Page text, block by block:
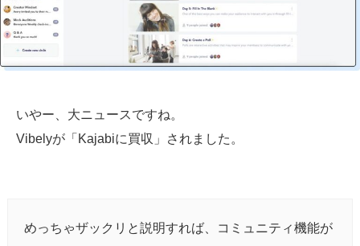
いやー、大ニュースですね。
Vibelyが「Kajabiに買収」されました。
めっちゃザックリと説明すれば、コミュニティ機能が